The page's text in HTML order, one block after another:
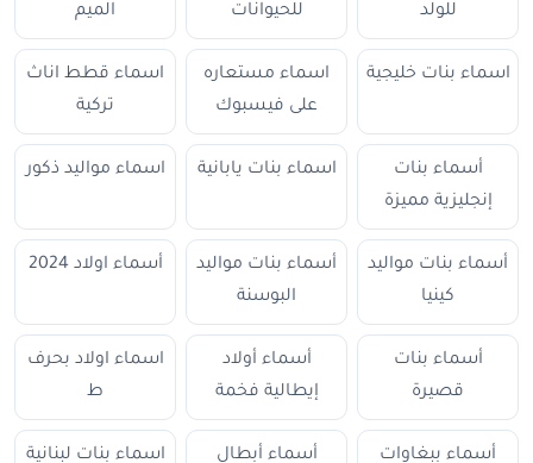
للولد
للحيوانات
الميم
اسماء بنات خليجية
اسماء مستعاره
على فيسبوك
اسماء قطط اناث
تركية
أسماء بنات
إنجليزية مميزة
اسماء بنات يابانية اسماء مواليد ذكور
أسماء بنات مواليد
كينيا
أسماء بنات مواليد
البوسنة
أسماء اولاد 2024
أسماء بنات
قصيرة
أسماء أولاد
إيطالية فخمة
اسماء اولاد بحرف
ط
أسماء ببغاوات أسماء أبطال اسماء بنات لبنانية